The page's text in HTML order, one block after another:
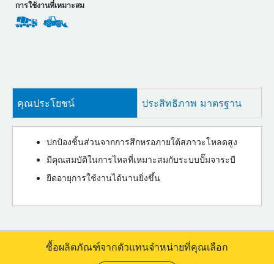
การใช้งานที่เหมาะสม
คุณประโยชน์ ประสิทธิภาพ มาตรฐาน
ปกป้องชิ้นส่วนจากการสึกหรอภายใต้สภาวะโหลดสูง
มีคุณสมบัติในการไหลที่เหมาะสมกับระบบปั๊มจาระบี
ยืดอายุการใช้งานได้นานยิ่งขึ้น
ซื้อผลิตภัณฑ์จากตัวแทนจำหน่ายที่คุณเลือก